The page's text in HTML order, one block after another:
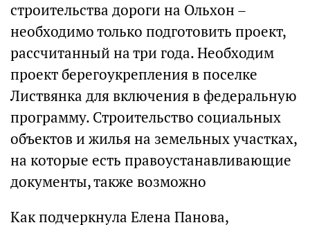
строительства дороги на Ольхон –
необходимо только подготовить проект,
рассчитанный на три года. Необходим
проект берегоукрепления в поселке
Листвянка для включения в федеральную
программу. Строительство социальных
объектов и жилья на земельных участках,
на которые есть правоустанавливающие
документы, также возможно
Как подчеркнула Елена Панова,